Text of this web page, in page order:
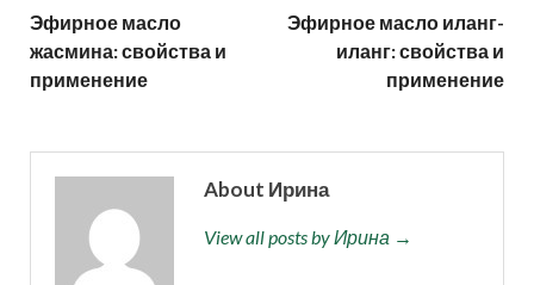
Эфирное масло
жасмина: свойства и
применение
Эфирное масло иланг-
иланг: свойства и
применение
About Ирина
View all posts by Ирина →